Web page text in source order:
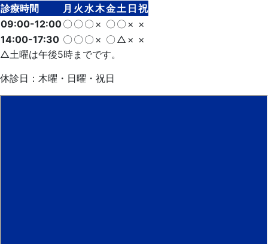
診療時間 月 火 水木金土 日 祝
09:00-12:00〇 〇 〇 × 〇 〇 × ×
14:00-17:30 〇 〇 〇 × 〇 △ × ×
△土曜は午後5時までです。
休診日：木曜・日曜・祝日